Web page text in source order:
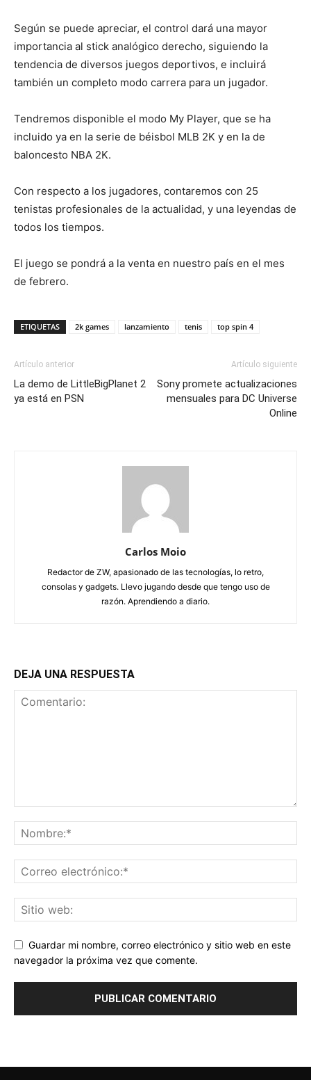
Según se puede apreciar, el control dará una mayor
importancia al stick analógico derecho, siguiendo la
tendencia de diversos juegos deportivos, e incluirá
también un completo modo carrera para un jugador.
Tendremos disponible el modo My Player, que se ha
incluido ya en la serie de béisbol MLB 2K y en la de
baloncesto NBA 2K.
Con respecto a los jugadores, contaremos con 25
tenistas profesionales de la actualidad, y una leyendas de
todos los tiempos.
El juego se pondrá a la venta en nuestro país en el mes
de febrero.
ETIQUETAS 2k games lanzamiento tenis top spin 4
Artículo anterior
La demo de LittleBigPlanet 2
ya está en PSN
Artículo siguiente
Sony promete actualizaciones
mensuales para DC Universe
Online
Carlos Moio
Redactor de ZW, apasionado de las tecnologías, lo retro,
consolas y gadgets. Llevo jugando desde que tengo uso de
razón. Aprendiendo a diario.
DEJA UNA RESPUESTA
Guardar mi nombre, correo electrónico y sitio web en este
navegador la próxima vez que comente.